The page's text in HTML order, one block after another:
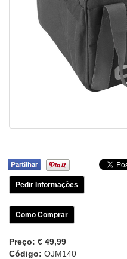
Pedir Informações
Como Comprar
Preço: € 49,99
Código: OJM140